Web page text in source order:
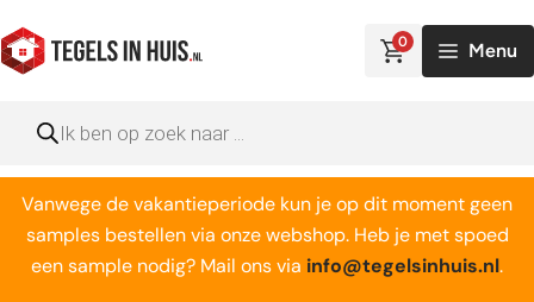
naar
de
0 Menu
zoeken
Vanwege de vakantieperiode kun je op dit moment geen
samples bestellen via onze webshop. Heb je met spoed
een sample nodig? Mail ons via info@tegelsinhuis.nl.